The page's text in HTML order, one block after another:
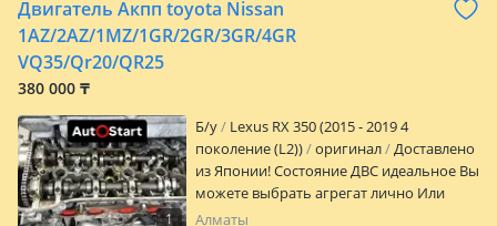
Двигатель Акпп toyota Nissan
1AZ/2AZ/1MZ/1GR/2GR/3GR/4GR
VQ35/Qr20/QR25
380 000 ₸
1
Б/y
Lexus RX 350 (2015 - 2019 4
поколение (L2))
оригинал
Доставлено
из Японии! Состояние ДВС идеальное Вы
можете выбрать агрегат лично Или
довериться нам Установка на нашем
Алматы